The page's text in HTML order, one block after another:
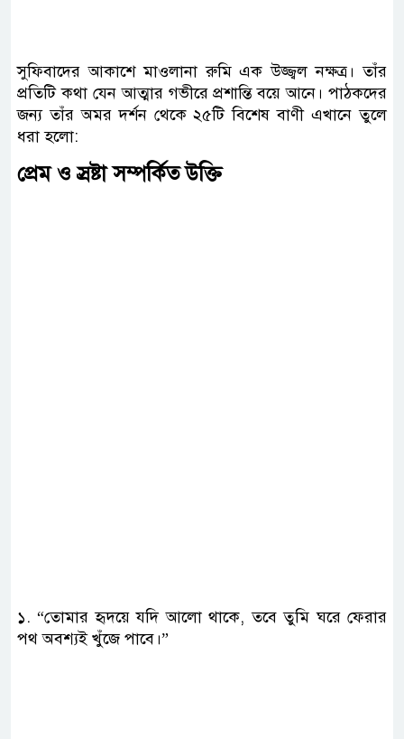
সুফিবাদের আকাশে মাওলানা রুমি এক উজ্জ্বল নক্ষত্র। তাঁর
প্রতিটি কথা যেন আত্মার গভীরে প্রশান্তি বয়ে আনে। পাঠকদের
জন্য তাঁর অমর দর্শন থেকে ২৫টি বিশেষ বাণী এখানে তুলে
ধরা হলো:
প্রেম ও স্রষ্টা সম্পর্কিত উক্তি
​১. “তোমার হৃদয়ে যদি আলো থাকে, তবে তুমি ঘরে ফেরার
পথ অবশ্যই খুঁজে পাবে।”